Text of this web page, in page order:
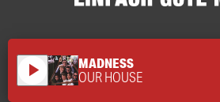
play_arrow MADNESS
OUR HOUSE